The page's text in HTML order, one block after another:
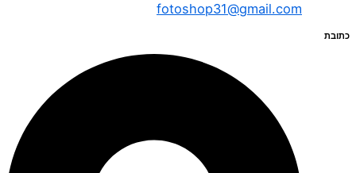
fotoshop31@gmail.com
כתובת